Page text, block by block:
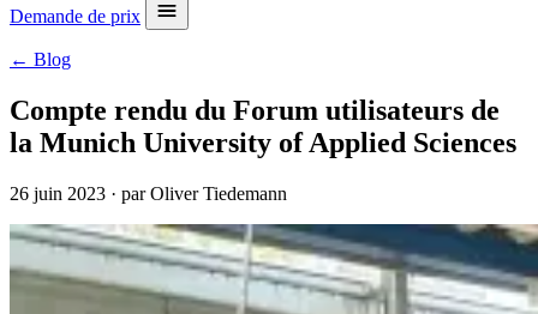
Demande de prix
← Blog
Compte rendu du Forum utilisateurs de
la Munich University of Applied Sciences
26 juin 2023 · par Oliver Tiedemann